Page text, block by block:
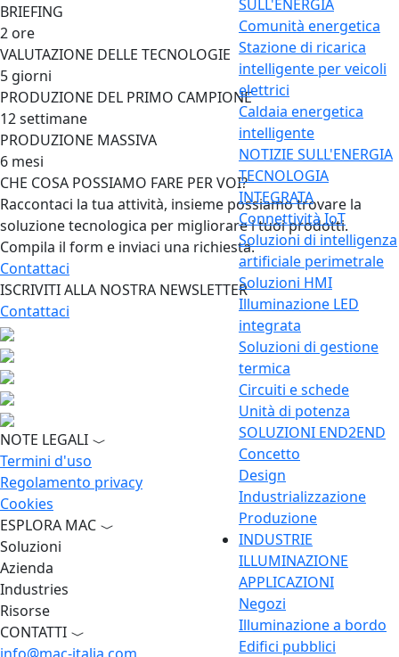
SULL'ENERGIA
Comunità energetica
Stazione di ricarica
intelligente per veicoli
elettrici
Caldaia energetica
intelligente
NOTIZIE SULL'ENERGIA
TECNOLOGIA
INTEGRATA
Connettività IoT
Soluzioni di intelligenza
artificiale perimetrale
Soluzioni HMI
Illuminazione LED
integrata
Soluzioni di gestione
termica
Circuiti e schede
Unità di potenza
SOLUZIONI END2END
Concetto
Design
Industrializzazione
Produzione
INDUSTRIE
ILLUMINAZIONE
APPLICAZIONI
Negozi
Illuminazione a bordo
Edifici pubblici
BRIEFING
2 ore
VALUTAZIONE DELLE TECNOLOGIE
5 giorni
PRODUZIONE DEL PRIMO CAMPIONE
12 settimane
PRODUZIONE MASSIVA
6 mesi
CHE COSA POSSIAMO FARE PER VOI?
Raccontaci la tua attività, insieme possiamo trovare la
soluzione tecnologica per migliorare i tuoi prodotti.
Compila il form e inviaci una richiesta.
Contattaci
ISCRIVITI ALLA NOSTRA NEWSLETTER
Contattaci
NOTE LEGALI
Termini d'uso
Regolamento privacy
Cookies
ESPLORA MAC
Soluzioni
Azienda
Industries
Risorse
CONTATTI